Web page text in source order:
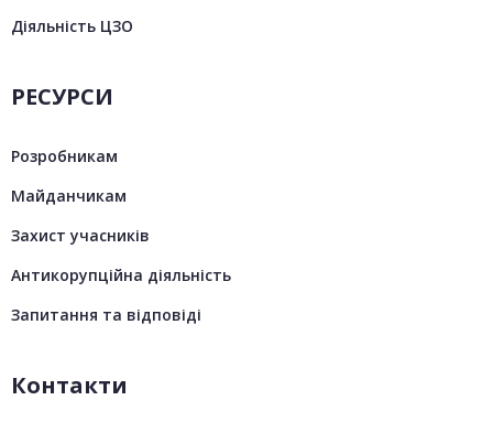
Діяльність ЦЗО
РЕСУРСИ
Розробникам
Майданчикам
Захист учасників
Антикорупційна діяльність
Запитання та відповіді
Контакти